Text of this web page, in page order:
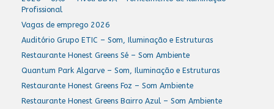
Profissional
Vagas de emprego 2026
Auditório Grupo ETIC – Som, Iluminação e Estruturas
Restaurante Honest Greens Sé – Som Ambiente
Quantum Park Algarve – Som, Iluminação e Estruturas
Restaurante Honest Greens Foz – Som Ambiente
Restaurante Honest Greens Bairro Azul – Som Ambiente